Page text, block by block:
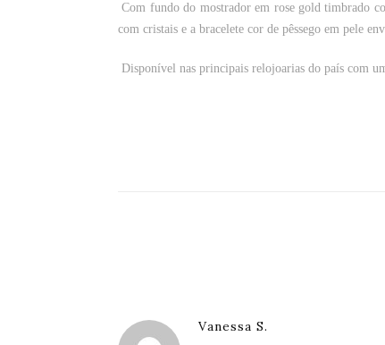
Com fundo do mostrador em rose gold timbrado
com cristais e a bracelete cor de pêssego em pele
Disponível nas principais relojoarias do país com
Vanessa S.